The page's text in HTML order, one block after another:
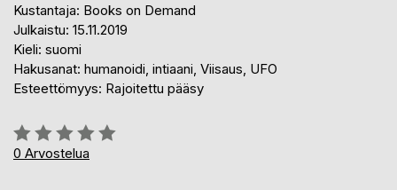
Kustantaja: Books on Demand
Julkaistu: 15.11.2019
Kieli: suomi
Hakusanat: humanoidi, intiaani, Viisaus, UFO
Esteettömyys: Rajoitettu pääsy
Arvostelu::
0%
0 Arvostelua